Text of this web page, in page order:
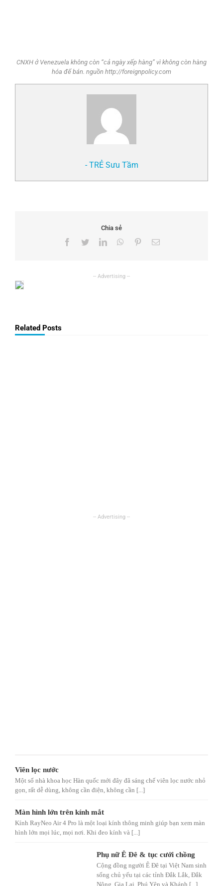
CNXH ở Venezuela không còn “cả ngày xếp hàng” vì không còn hàng
hóa để bán. nguồn http://foreignpolicy.com
- TRẺ Sưu Tầm
Chia sẻ
Facebook
TwitterLinkedInWhatsApp
PinterestEmail
Related Posts
Viên lọc nước
Một số nhà khoa học Hàn quốc mới đây đã sáng chế viên lọc nước nhỏ
gọn, rất dễ dùng, không cần điện, không cần [...]
Màn hình lớn trên kính mắt
Kính RayNeo Air 4 Pro là một loại kính thông minh giúp bạn xem màn
hình lớn mọi lúc, mọi nơi. Khi đeo kính và [...]
Phụ nữ Ê Đê & tục cưới chồng
Cộng đồng người Ê Đê tại Việt Nam sinh
sống chủ yếu tại các tỉnh Đắk Lắk, Đắk
Nông, Gia Lai, Phú Yên và Khánh [...]